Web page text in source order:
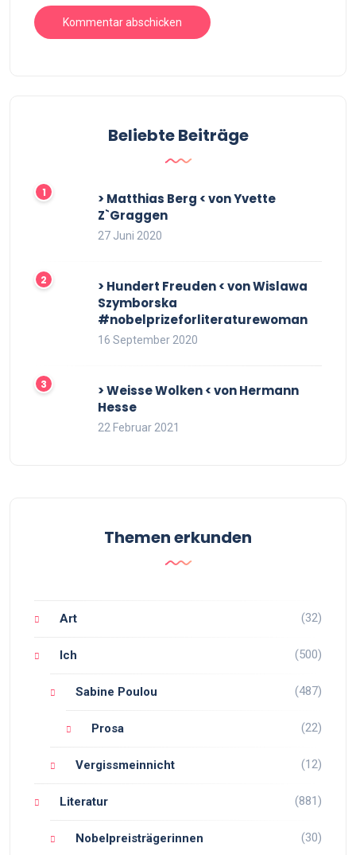
Beliebte Beiträge
> Matthias Berg < von Yvette
Z`Graggen
27 Juni 2020
> Hundert Freuden < von Wislawa
Szymborska
#nobelprizeforliteraturewoman
16 September 2020
> Weisse Wolken < von Hermann
Hesse
22 Februar 2021
Themen erkunden
Art (32)
Ich (500)
Sabine Poulou (487)
Prosa (22)
Vergissmeinnicht (12)
Literatur (881)
Nobelpreisträgerinnen (30)